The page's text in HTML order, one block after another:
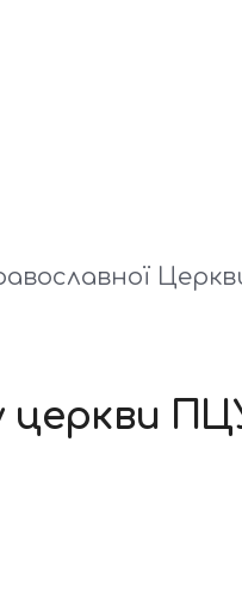
церкви